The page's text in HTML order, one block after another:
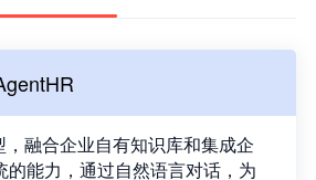
融合企业自有知识库和集成企
的能力，通过自然语言对话，为